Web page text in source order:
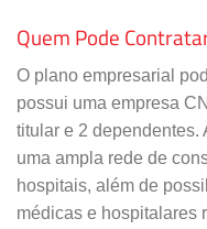
Quem Pode
O plano empresarial
possui uma empresa
titular e 2
uma ampla rede de
hospitais, além de
médicas e hospitalares